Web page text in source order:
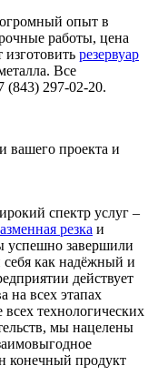
опыт в
работы, цена
изготовить резервуар
Все
(843) 297-02-20.
вашего проекта и
спектр услуг –
резка и
успешно завершили
себя как надёжный и
действует
на всех этапах
технологических
мы нацелены
конечный продукт